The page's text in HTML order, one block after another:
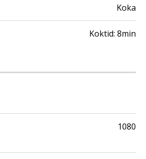
Koka
Koktid: 8min
1080